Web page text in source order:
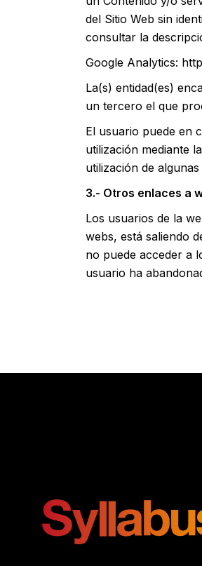
del Sitio Web sin
consultar la
Google Analytics:
La(s) entidad(es)
un tercero el que
El usuario puede en
utilización mediante
utilización de
3.- Otros enlaces a
Los usuarios de la
webs, está saliendo
no puede acceder a
usuario ha